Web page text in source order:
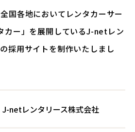
国各地においてレンタカーサー
カー」を展開しているJ-netレン
採用サイトを制作いたしまし
J-netレンタリース株式会社